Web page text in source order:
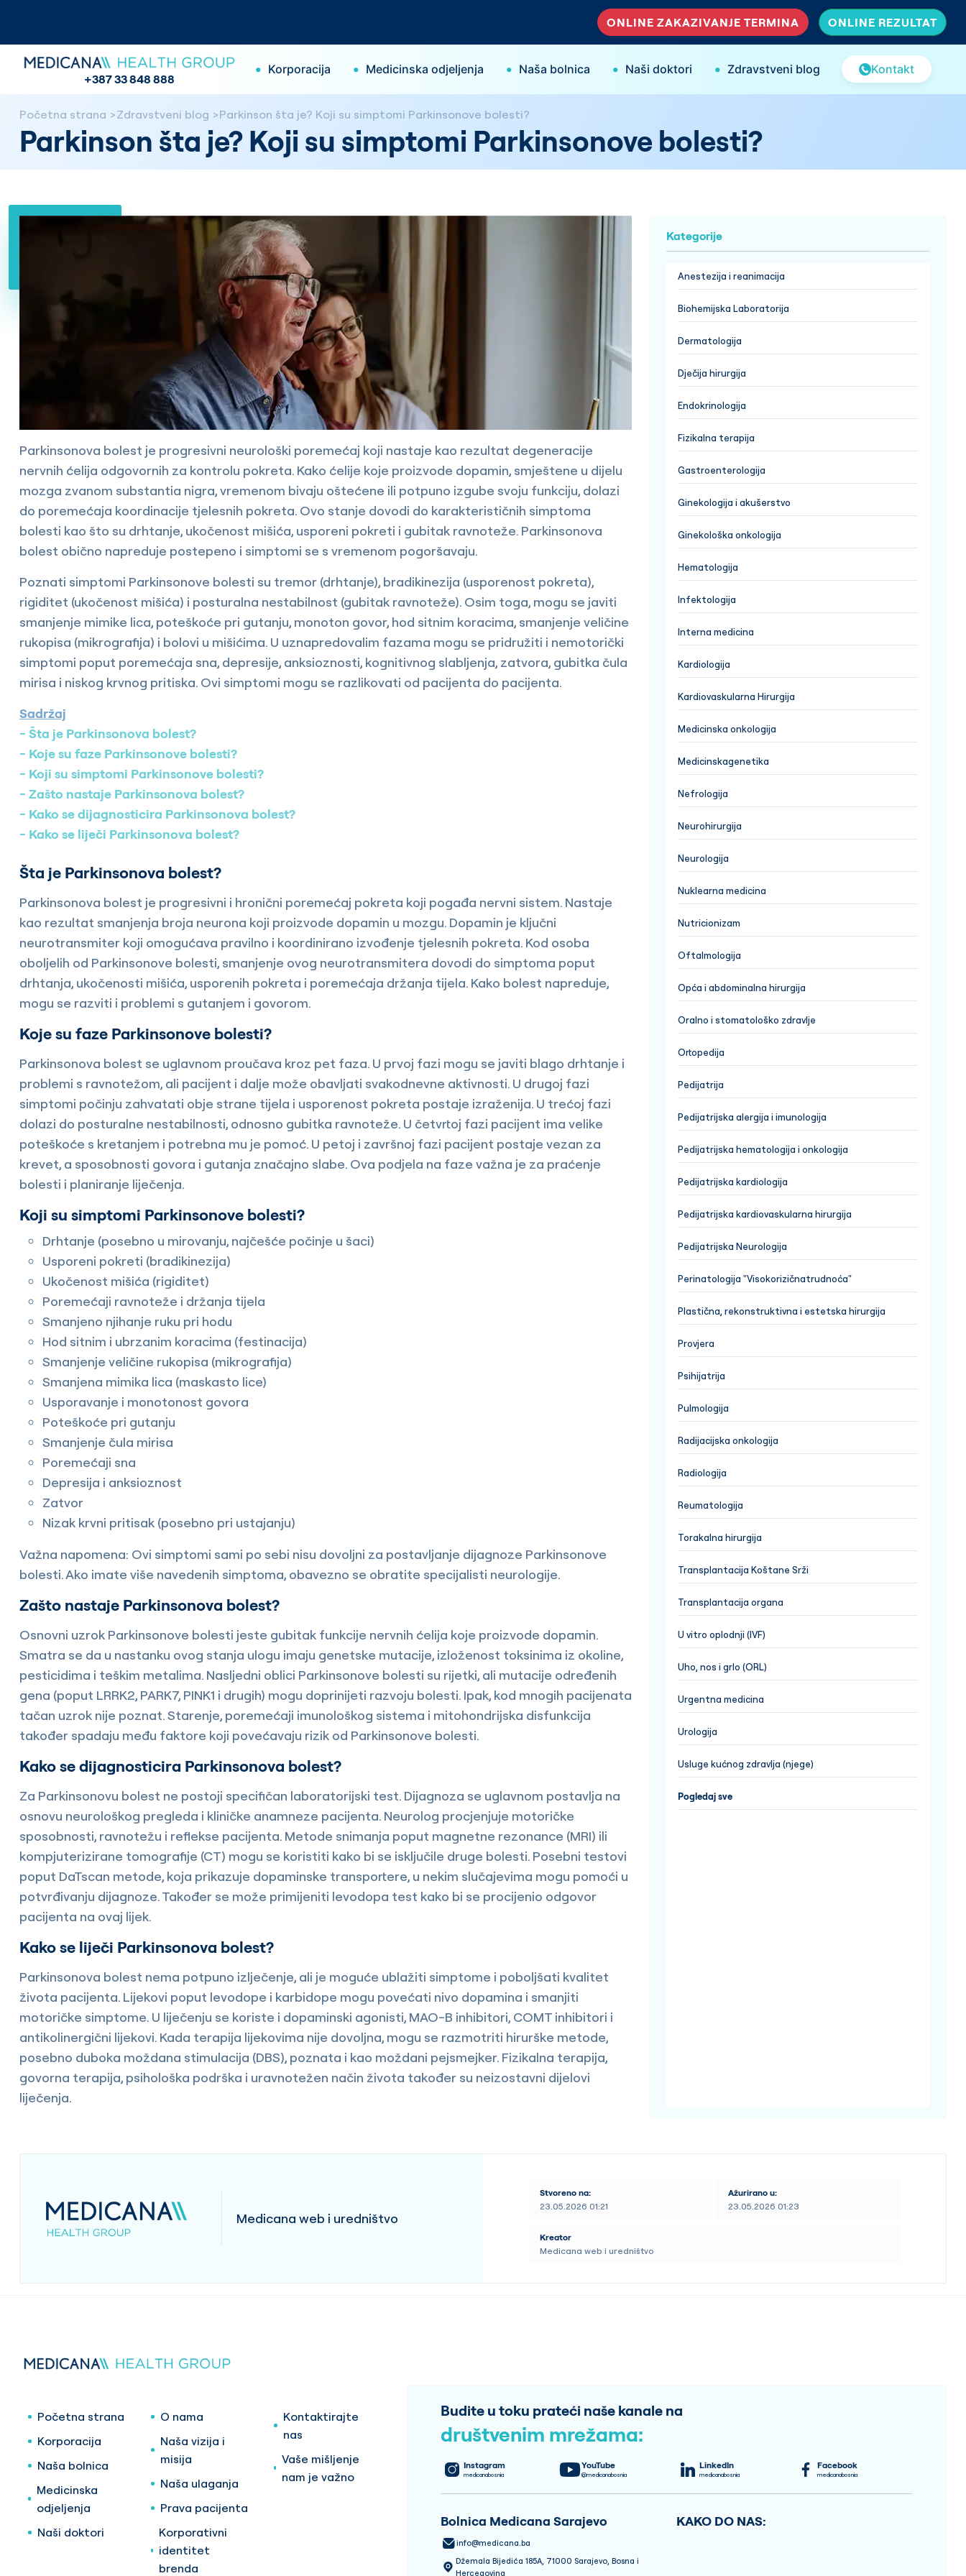
ONLINE ZAKAZIVANJE TERMINA ONLINE REZULTAT
+387 33 848 888
• Korporacija • Medicinska odjeljenja • Naša bolnica • Naši doktori • Zdravstveni blog Kontakt
Početna strana Zdravstveni blog Parkinson šta je? Koji su simptomi Parkinsonove bolesti?
Parkinson šta je? Koji su simptomi Parkinsonove bolesti?
Parkinsonova bolest je progresivni neurološki poremećaj koji nastaje kao rezultat degeneracije
nervnih ćelija odgovornih za kontrolu pokreta. Kako ćelije koje proizvode dopamin, smještene u dijelu
mozga zvanom substantia nigra, vremenom bivaju oštećene ili potpuno izgube svoju funkciju, dolazi
do poremećaja koordinacije tjelesnih pokreta. Ovo stanje dovodi do karakterističnih simptoma
bolesti kao što su drhtanje, ukočenost mišića, usporeni pokreti i gubitak ravnoteže. Parkinsonova
bolest obično napreduje postepeno i simptomi se s vremenom pogoršavaju.
Poznati simptomi Parkinsonove bolesti su tremor (drhtanje), bradikinezija (usporenost pokreta),
rigiditet (ukočenost mišića) i posturalna nestabilnost (gubitak ravnoteže). Osim toga, mogu se javiti
smanjenje mimike lica, poteškoće pri gutanju, monoton govor, hod sitnim koracima, smanjenje veličine
rukopisa (mikrografija) i bolovi u mišićima. U uznapredovalim fazama mogu se pridružiti i nemotorički
simptomi poput poremećaja sna, depresije, anksioznosti, kognitivnog slabljenja, zatvora, gubitka čula
mirisa i niskog krvnog pritiska. Ovi simptomi mogu se razlikovati od pacijenta do pacijenta.
Sadržaj
Šta je Parkinsonova bolest?
Koje su faze Parkinsonove bolesti?
Koji su simptomi Parkinsonove bolesti?
Zašto nastaje Parkinsonova bolest?
Kako se dijagnosticira Parkinsonova bolest?
Kako se liječi Parkinsonova bolest?
Šta je Parkinsonova bolest?
Parkinsonova bolest je progresivni i hronični poremećaj pokreta koji pogađa nervni sistem. Nastaje
kao rezultat smanjenja broja neurona koji proizvode dopamin u mozgu. Dopamin je ključni
neurotransmiter koji omogućava pravilno i koordinirano izvođenje tjelesnih pokreta. Kod osoba
oboljelih od Parkinsonove bolesti, smanjenje ovog neurotransmitera dovodi do simptoma poput
drhtanja, ukočenosti mišića, usporenih pokreta i poremećaja držanja tijela. Kako bolest napreduje,
mogu se razviti i problemi s gutanjem i govorom.
Koje su faze Parkinsonove bolesti?
Parkinsonova bolest se uglavnom proučava kroz pet faza. U prvoj fazi mogu se javiti blago drhtanje i
problemi s ravnotežom, ali pacijent i dalje može obavljati svakodnevne aktivnosti. U drugoj fazi
simptomi počinju zahvatati obje strane tijela i usporenost pokreta postaje izraženija. U trećoj fazi
dolazi do posturalne nestabilnosti, odnosno gubitka ravnoteže. U četvrtoj fazi pacijent ima velike
poteškoće s kretanjem i potrebna mu je pomoć. U petoj i završnoj fazi pacijent postaje vezan za
krevet, a sposobnosti govora i gutanja značajno slabe. Ova podjela na faze važna je za praćenje
bolesti i planiranje liječenja.
Koji su simptomi Parkinsonove bolesti?
Drhtanje (posebno u mirovanju, najčešće počinje u šaci)
Usporeni pokreti (bradikinezija)
Ukočenost mišića (rigiditet)
Poremećaji ravnoteže i držanja tijela
Smanjeno njihanje ruku pri hodu
Hod sitnim i ubrzanim koracima (festinacija)
Smanjenje veličine rukopisa (mikrografija)
Smanjena mimika lica (maskasto lice)
Usporavanje i monotonost govora
Poteškoće pri gutanju
Smanjenje čula mirisa
Poremećaji sna
Depresija i anksioznost
Zatvor
Nizak krvni pritisak (posebno pri ustajanju)
Važna napomena: Ovi simptomi sami po sebi nisu dovoljni za postavljanje dijagnoze Parkinsonove
bolesti. Ako imate više navedenih simptoma, obavezno se obratite specijalisti neurologije.
Zašto nastaje Parkinsonova bolest?
Osnovni uzrok Parkinsonove bolesti jeste gubitak funkcije nervnih ćelija koje proizvode dopamin.
Smatra se da u nastanku ovog stanja ulogu imaju genetske mutacije, izloženost toksinima iz okoline,
pesticidima i teškim metalima. Nasljedni oblici Parkinsonove bolesti su rijetki, ali mutacije određenih
gena (poput LRRK2, PARK7, PINK1 i drugih) mogu doprinijeti razvoju bolesti. Ipak, kod mnogih pacijenata
tačan uzrok nije poznat. Starenje, poremećaji imunološkog sistema i mitohondrijska disfunkcija
također spadaju među faktore koji povećavaju rizik od Parkinsonove bolesti.
Kako se dijagnosticira Parkinsonova bolest?
Za Parkinsonovu bolest ne postoji specifičan laboratorijski test. Dijagnoza se uglavnom postavlja na
osnovu neurološkog pregleda i kliničke anamneze pacijenta. Neurolog procjenjuje motoričke
sposobnosti, ravnotežu i reflekse pacijenta. Metode snimanja poput magnetne rezonance (MRI) ili
kompjuterizirane tomografije (CT) mogu se koristiti kako bi se isključile druge bolesti. Posebni testovi
poput DaTscan metode, koja prikazuje dopaminske transportere, u nekim slučajevima mogu pomoći u
potvrđivanju dijagnoze. Također se može primijeniti levodopa test kako bi se procijenio odgovor
pacijenta na ovaj lijek.
Kako se liječi Parkinsonova bolest?
Parkinsonova bolest nema potpuno izlječenje, ali je moguće ublažiti simptome i poboljšati kvalitet
života pacijenta. Lijekovi poput levodope i karbidope mogu povećati nivo dopamina i smanjiti
motoričke simptome. U liječenju se koriste i dopaminski agonisti, MAO-B inhibitori, COMT inhibitori i
antikolinergični lijekovi. Kada terapija lijekovima nije dovoljna, mogu se razmotriti hirurške metode,
posebno duboka moždana stimulacija (DBS), poznata i kao moždani pejsmejker. Fizikalna terapija,
govorna terapija, psihološka podrška i uravnotežen način života također su neizostavni dijelovi
liječenja.
Kategorije
Anestezija i reanimacija
Biohemijska Laboratorija
Dermatologija
Dječija hirurgija
Endokrinologija
Fizikalna terapija
Gastroenterologija
Ginekologija i akušerstvo
Ginekološka onkologija
Hematologija
Infektologija
Interna medicina
Kardiologija
Kardiovaskularna Hirurgija
Medicinska onkologija
Medicinskagenetika
Nefrologija
Neurohirurgija
Neurologija
Nuklearna medicina
Nutricionizam
Oftalmologija
Opća i abdominalna hirurgija
Oralno i stomatološko zdravlje
Ortopedija
Pedijatrija
Pedijatrijska alergija i imunologija
Pedijatrijska hematologija i onkologija
Pedijatrijska kardiologija
Pedijatrijska kardiovaskularna hirurgija
Pedijatrijska Neurologija
Perinatologija "Visokorizičnatrudnoća"
Plastična, rekonstruktivna i estetska hirurgija
Provjera
Psihijatrija
Pulmologija
Radijacijska onkologija
Radiologija
Reumatologija
Torakalna hirurgija
Transplantacija Koštane Srži
Transplantacija organa
U vitro oplodnji (IVF)
Uho, nos i grlo (ORL)
Urgentna medicina
Urologija
Usluge kućnog zdravlja (njege)
Pogledaj sve
Medicana web i uredništvo
Stvoreno na:
23.05.2026 01:21
Ažurirano u:
23.05.2026 01:23
Kreator
Medicana web i uredništvo
Početna strana
Korporacija
Naša bolnica
Medicinska
odjeljenja
Naši doktori
O nama
Naša vizija i
misija
Naša ulaganja
Prava pacijenta
Korporativni
identitet
brenda
Kontaktirajte
nas
Vaše mišljenje
nam je važno
Budite u toku prateći naše kanale na
društvenim mrežama:
Instagram
medicanabosnia
YouTube
@medicanabosnia
LinkedIn
medicanabosnia
Facebook
medicanabosnia
Bolnica Medicana Sarajevo
info@medicana.ba
Džemala Bijedića 185A, 71000 Sarajevo, Bosna i
Hercegovina
KAKO DO NAS: